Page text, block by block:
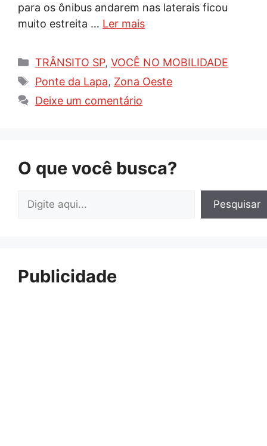
para os ônibus andarem nas laterais ficou
muito estreita … Ler mais
Categorias
TRÂNSITO SP, VOCÊ NO MOBILIDADE
Tags
Ponte da Lapa, Zona Oeste
Deixe um comentário
O que você busca?
Pesquisar Pesquisar
Publicidade